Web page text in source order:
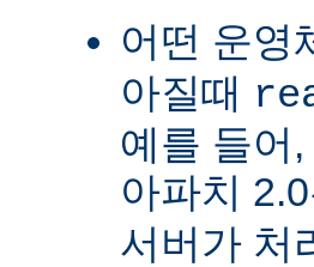
어떤 운영
아질때
예를 들어
아파치
서버가 처